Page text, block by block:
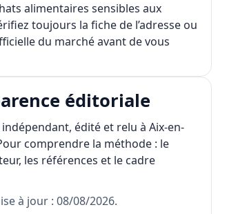
alimentaires sensibles aux
toujours la fiche de l’adresse ou
du marché avant de vous
éditoriale
édité et relu à Aix-en-
comprendre la méthode : le
, les références et le cadre
à jour : 08/08/2026.